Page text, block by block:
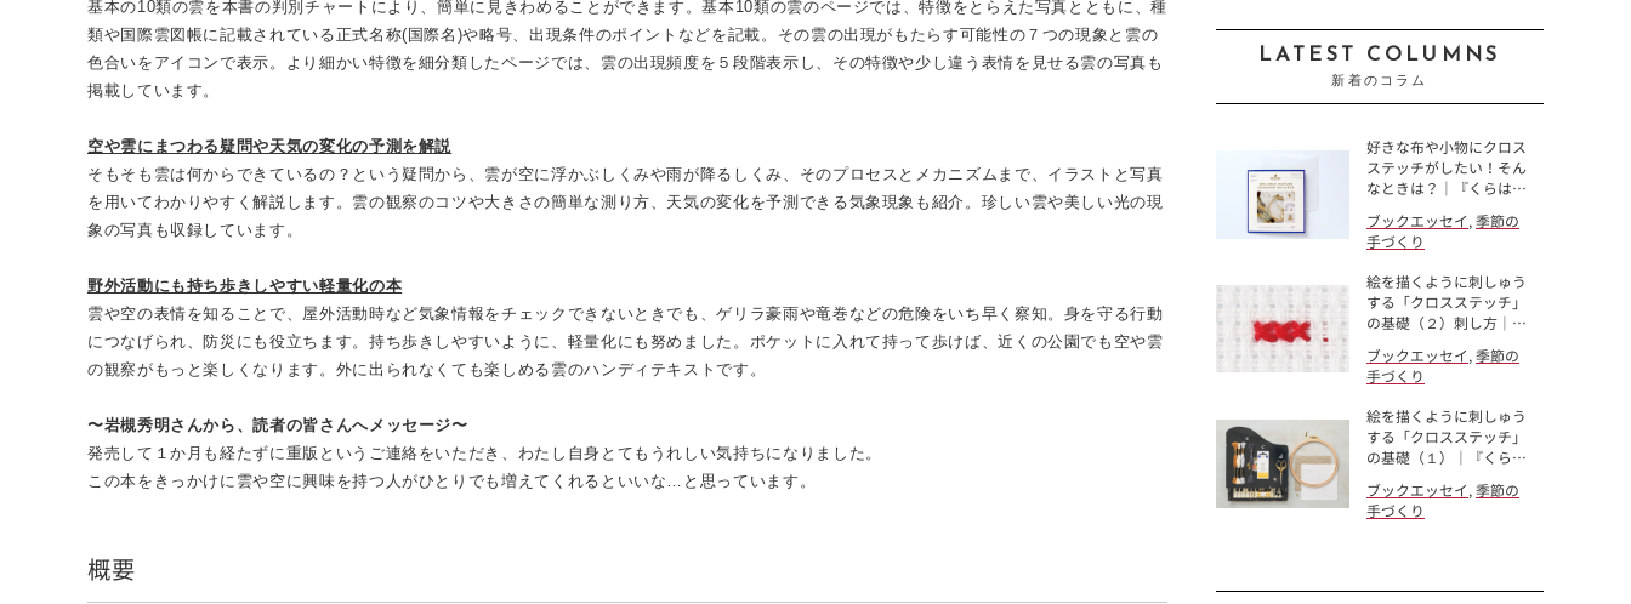
基本の10類の雲を本書の判別チャートにより、簡単に見きわめることができます。基本10類の雲のページでは、特徴をとらえた写真とともに、種
類や国際雲図帳に記載されている正式名称(国際名)や略号、出現条件のポイントなどを記載。その雲の出現がもたらす可能性の７つの現象と雲の
色合いをアイコンで表示。より細かい特徴を細分類したページでは、雲の出現頻度を５段階表示し、その特徴や少し違う表情を見せる雲の写真も
掲載しています。
空や雲にまつわる疑問や天気の変化の予測を解説
そもそも雲は何からできているの？という疑問から、雲が空に浮かぶしくみや雨が降るしくみ、そのプロセスとメカニズムまで、イラストと写真
を用いてわかりやすく解説します。雲の観察のコツや大きさの簡単な測り方、天気の変化を予測できる気象現象も紹介。珍しい雲や美しい光の現
象の写真も収録しています。
野外活動にも持ち歩きしやすい軽量化の本
雲や空の表情を知ることで、屋外活動時など気象情報をチェックできないときでも、ゲリラ豪雨や竜巻などの危険をいち早く察知。身を守る行動
につなげられ、防災にも役立ちます。持ち歩きしやすいように、軽量化にも努めました。ポケットに入れて持って歩けば、近くの公園でも空や雲
の観察がもっと楽しくなります。外に出られなくても楽しめる雲のハンディテキストです。
〜岩槻秀明さんから、読者の皆さんへメッセージ〜
発売して１か月も経たずに重版というご連絡をいただき、わたし自身とてもうれしい気持ちになりました。
この本をきっかけに雲や空に興味を持つ人がひとりでも増えてくれるといいな…と思っています。
概要
LATEST COLUMNS
新着のコラム
好きな布や小物にクロス
ステッチがしたい！そん
なときは？｜『くらは…
ブックエッセイ
季節の
手づくり
絵を描くように刺しゅう
する「クロスステッチ」
の基礎（２）刺し方｜…
ブックエッセイ
季節の
手づくり
絵を描くように刺しゅう
する「クロスステッチ」
の基礎（１）｜『くら…
ブックエッセイ
季節の
手づくり